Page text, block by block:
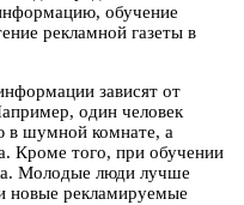
обучение
рекламной газеты в
зависят от
один человек
в шумной комнате, а
Кроме того, при обучении
Молодые люди лучше
новые рекламируемые